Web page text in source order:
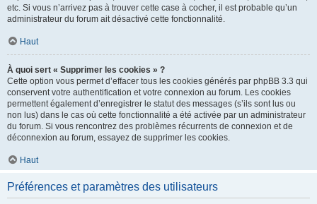
etc. Si vous n’arrivez pas à trouver cette case à cocher, il est probable qu’un
administrateur du forum ait désactivé cette fonctionnalité.
Haut
À quoi sert « Supprimer les cookies » ?
Cette option vous permet d’effacer tous les cookies générés par phpBB 3.3 qui
conservent votre authentification et votre connexion au forum. Les cookies
permettent également d’enregistrer le statut des messages (s’ils sont lus ou
non lus) dans le cas où cette fonctionnalité a été activée par un administrateur
du forum. Si vous rencontrez des problèmes récurrents de connexion et de
déconnexion au forum, essayez de supprimer les cookies.
Haut
Préférences et paramètres des utilisateurs